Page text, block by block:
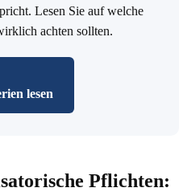
Lesen Sie auf welche
achten sollten.
lesen
Pflichten: